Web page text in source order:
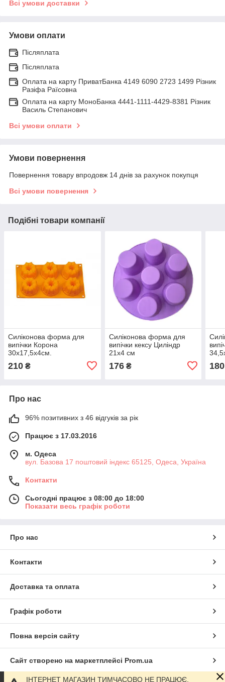
Всі умови доставки
Умови оплати
Післяплата
Післяплата
Оплата на карту ПриватБанка 4149 6090 2723 1499 Різник
Разіфа Раїсовна
Оплата на карту МоноБанка 4441-1111-4429-8381 Різник
Василь Степанович
Всі умови оплати
Умови повернення
Повернення товару впродовж 14 днів за рахунок покупця
Всі умови повернення
Подібні товари компанії
Силіконова форма для
випічки Корона
30х17,5х4см.
210 ₴
Силіконова форма для
випічки кексу Циліндр
21х4 см
176₴ 180
Про нас
96% позитивних з 46 відгуків за рік
Працює з 17.03.2016
м. Одеса
вул. Базова 17 поштовий індекс 65125, Одеса, Україна
Контакти
Сьогодні працює з 08:00 до 18:00
Показати весь графік роботи
Про нас
Контакти
Доставка та оплата
Графік роботи
Повна версія сайту
Сайт створено на маркетплейсі Prom.ua
ІНТЕРНЕТ МАГАЗИН ТИМЧАСОВО НЕ ПРАЦЮЄ,